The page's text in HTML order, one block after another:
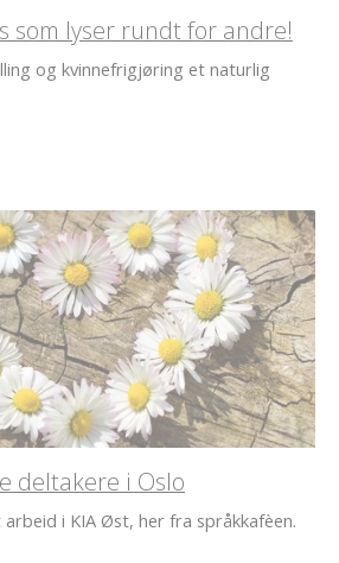
som lyser rundt for andre!
og kvinnefrigjøring et naturlig
deltakere i Oslo
i KIA Øst, her fra språkkafèen.